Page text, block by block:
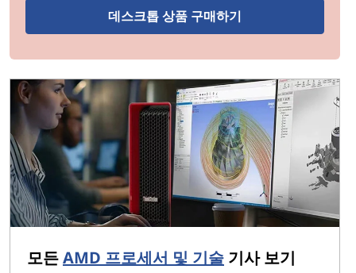
운 AMD Radeon™ 600M 그래픽 덕분에 최대 2배 더 빠른
그래픽과 함께 역대 가장 빠른 AMD 프로세서입니다.5
6000 시리즈는 마찬가지로 인상적인 5000 시리즈(이후
하위 섹션 참조)에 이어 이러한 새로운 성능 기능을 추가
한 제품입니다:
역대 가장 빠른 AMD Ryzen 모바일 프로세서:5최
대 5GHz6의 최대 부스트 파워를 누리세요.
혁신적인 울트라씬 노트북 성능:얇고 가벼운 노트
북을 새로운 차원으로 끌어올리세요(최대 TDP
세계 최고의 내장 그래픽: 7거의 모든 게임을
데스크톱 상품 구매하기
모든AMD 프로세서 및 기술 기사 보기